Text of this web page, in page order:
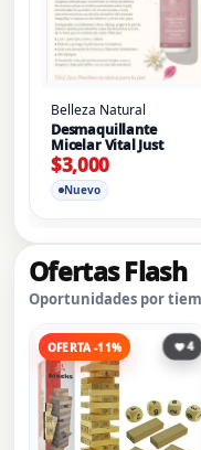
Belleza Natural
Desmaquillante
Micelar Vital Just
Nuevo
$3,000
Ofertas Flash
Oportunidades por
OFERTA -11% 4